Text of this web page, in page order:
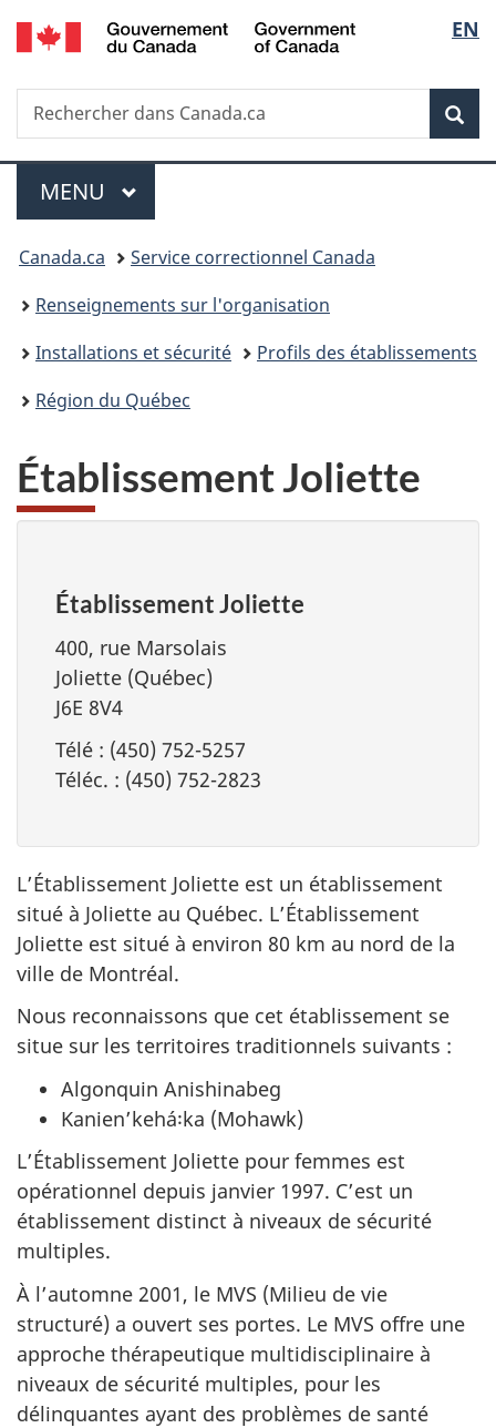
Passer
au
principal
Passer
à
Au
du
Passer
à
version
simplifiée
de
la
EN
Recherche
Rechercher
dans
Menu
MENU PRINCIPAL
Vous
êtes
ici :
Canada.ca
Service correctionnel Canada
Renseignements sur l'organisation
Installations et sécurité
Profils des établissements
Région du Québec
Établissement Joliette
Établissement Joliette
400, rue Marsolais
Joliette (Québec)
J6E 8V4
Télé : (450) 752-5257
Téléc. : (450) 752-2823
L’Établissement Joliette est un établissement
situé à Joliette au Québec. L’Établissement
Joliette est situé à environ 80 km au nord de la
ville de Montréal.
Nous reconnaissons que cet établissement se
situe sur les territoires traditionnels suivants :
Algonquin Anishinabeg
Kanienʼkehá꞉ka (Mohawk)
L’Établissement Joliette pour femmes est
opérationnel depuis janvier 1997. C’est un
établissement distinct à niveaux de sécurité
multiples.
À l’automne 2001, le MVS (Milieu de vie
structuré) a ouvert ses portes. Le MVS offre une
approche thérapeutique multidisciplinaire à
niveaux de sécurité multiples, pour les
délinquantes ayant des problèmes de santé